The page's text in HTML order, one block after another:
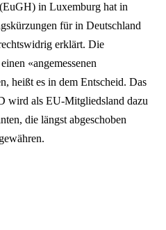
in Luxemburg hat in
für in Deutschland
erklärt. Die
«angemessenen
heißt es in dem Entscheid. Das
wird als EU-Mitgliedsland dazu
die längst abgeschoben